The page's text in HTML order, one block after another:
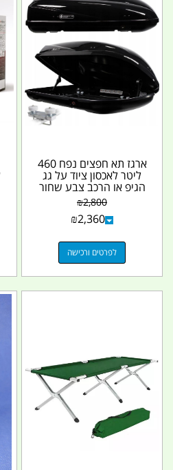
ארגז תא חפצים נפח 460
ליטר לאכסון ציוד על גג
הגיפ או הרכב צבע שחור
איטלקי קמפינג...
₪2,800
₪2,360
לפרטים ורכישה